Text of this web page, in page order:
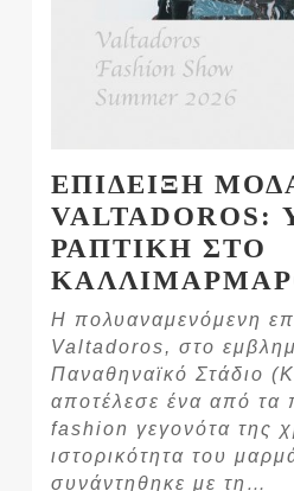
ΕΠΙΔΕΙΞΗ
ΡΑΠΤΙΚΗ ΣΤΟ
Η πολυαναμενόμενη
Valtadoros, στο
Παναθηναϊκό Στάδιο
αποτέλεσε ένα από τα
fashion γεγονότα της
ιστορικότητα του
συνάντηθηκε με τη…